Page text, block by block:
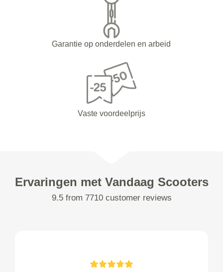
Garantie op onderdelen en arbeid
Vaste voordeelprijs
Ervaringen met Vandaag Scooters
9.5 from 7710 customer reviews